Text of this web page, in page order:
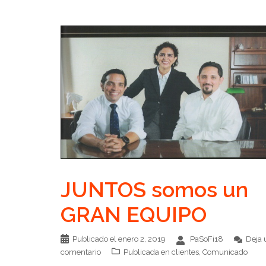
JUNTOS somos un
GRAN EQUIPO
Publicado el enero 2, 2019 PaSoFi18
Deja
comentario
Publicada en clientes, Comunicado